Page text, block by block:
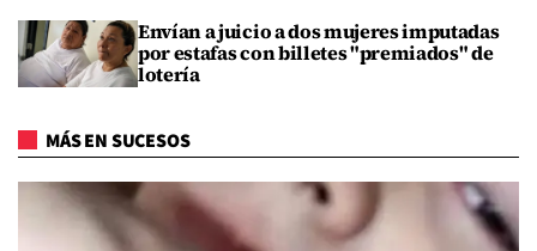
Envían a juicio a dos mujeres imputadas
por estafas con billetes "premiados" de
lotería
MÁS EN SUCESOS